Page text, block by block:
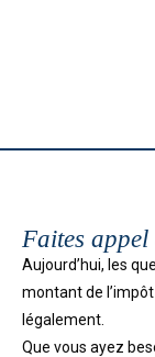
Faites
Aujourd’hui, les
montant de
légalement.
Que vous ayez